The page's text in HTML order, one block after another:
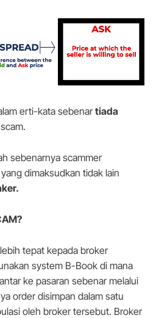
erti-kata sebenartiada
sebenarnya scammer
dimaksudkan tidak lain
tepat kepada broker
system B-Book di mana
ke pasaran sebenar melalui
order disimpan dalam satu
oleh broker tersebut. Broker